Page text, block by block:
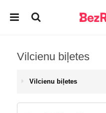
Vilcienu biļetes
Vilcienu biļetes